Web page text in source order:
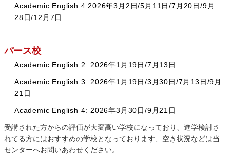
Academic English 4:2026年3月2日/5月11日/7月20日/9月
28日/12月7日
パース校
Academic English 2: 2026年1月19日/7月13日
Academic English 3: 2026年1月19日/3月30日/7月13日/9月
21日
Academic English 4: 2026年3月30日/9月21日
受講された方からの評価が大変高い学校になっており、進学検討さ
れてる方にはおすすめの学校となっております、空き状況などは当
センターへお問いあわせください。